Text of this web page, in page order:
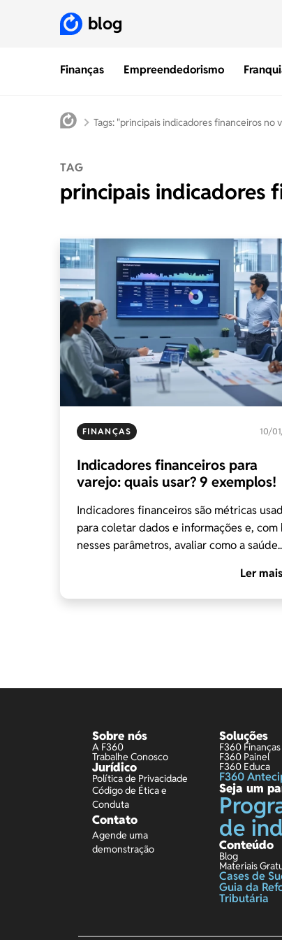
Finanças Empreendedorismo
blog
Tags: "principais indicadores financeiros no
TAG
principais indicadores
FINANÇAS 10/
Indicadores financeiros para
varejo: quais usar? 9 exemplos!
Indicadores financeiros são métricas
para coletar dados e informações e, com
nesses parâmetros, avaliar como a
Ler mais
Sobre nós
A F360
Trabalhe Conosco
Jurídico
Política de Privacidade
Código de Ética e
Conduta
Contato
Agende uma
demonstração
Soluções
F360 Finanças
F360 Painel
F360 Educa
F360
Seja um
de
Conteúdo
Blog
Materiais
Cases de
Guia da
Tributária